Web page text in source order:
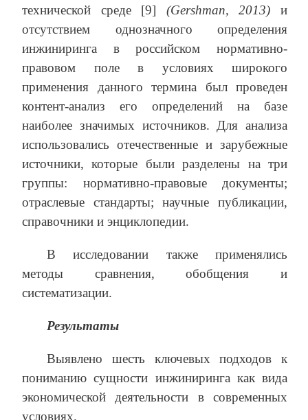
технической среде [9] (Gershman, 2013) и
отсутствием однозначного определения
инжиниринга в российском нормативно-
правовом поле в условиях широкого
применения данного термина был проведен
контент-анализ его определений на базе
наиболее значимых источников. Для анализа
использовались отечественные и зарубежные
источники, которые были разделены на три
группы: нормативно-правовые документы;
отраслевые стандарты; научные публикации,
справочники и энциклопедии.
В исследовании также применялись
методы сравнения, обобщения и
систематизации.
Результаты
Выявлено шесть ключевых подходов к
пониманию сущности инжиниринга как вида
экономической деятельности в современных
условиях.